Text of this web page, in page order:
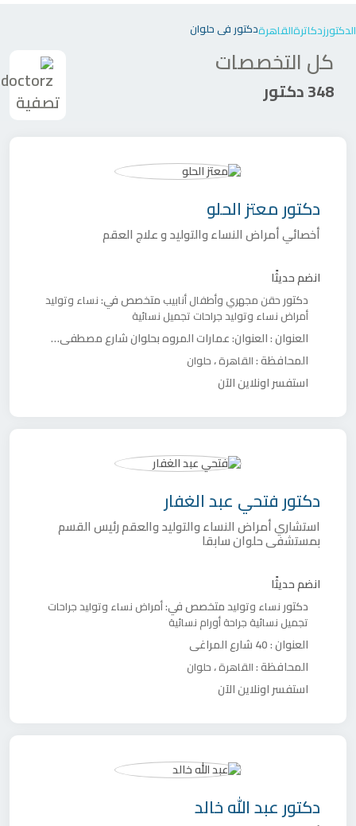
الدكتورزدكاترةالقاهرةدكتور في حلوان
كل التخصصات
348 دكتور تصفية
دكتورمعتز الحلو
أخصائي أمراض النساء والتوليد و علاج العقم
انضم حديثًا
دكتور حقن مجهري وأطفال أنابيب متخصص في:نساء وتوليد
أمراض نساء وتوليدجراحات تجميل نسائية
العنوان :العنوان: عمارات المروه بحلوان شارع مصطفي فهمي تقاطع شارع حيدر عمارة رقم ٥ الدور الأول
المحافظة :القاهرة،حلوان
استفسر اونلاين الآن
دكتورفتحي عبد الغفار
استشاري أمراض النساء والتوليد والعقم رئيس القسم
بمستشفى حلوان سابقا
انضم حديثًا
دكتور نساء وتوليدمتخصص في:أمراض نساء وتوليدجراحات
تجميل نسائيةجراحة أورام نسائية
العنوان :40 شارع المراغي
المحافظة :القاهرة،حلوان
استفسر اونلاين الآن
دكتورعبد الله خالد